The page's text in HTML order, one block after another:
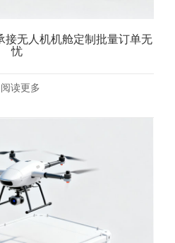
接无人机机舱定制批量订单无
忧
阅读更多